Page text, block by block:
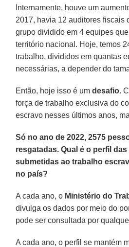
Internamente, houve um
2017, havia 12 auditores fiscais
grupo dividido em 4 equipes
território nacional. Hoje, temos
trabalho, divididos em quantas
necessárias, a depender do
Então, hoje isso é umdesafio.
força de trabalho exclusiva do
escravo nesses últimos anos,
Só no ano de 2022, 2575
resgatadas. Qual é o perfil
submetidas ao trabalho
no país?
A cada ano, o Ministério do
divulga os dados por meio do
pode ser consultada por
A cada ano, o perfil se mantém